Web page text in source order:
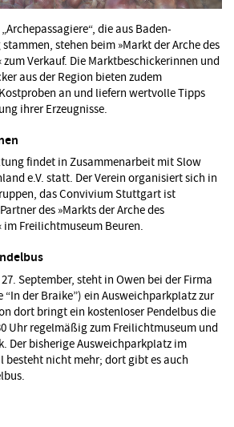
die aus Baden-
stehen beim »Markt der Arche des
zum Verkauf. Die Marktbeschickerinnen und
aus der Region bieten zudem
an und liefern wertvolle Tipps
ihrer Erzeugnisse.
findet in Zusammenarbeit mit Slow
e.V. statt. Der Verein organisiert sich in
das Convivium Stuttgart ist
des »Markts der Arche des
im Freilichtmuseum Beuren.
September, steht in Owen bei der Firma
“In der Braike”) ein Ausweichparkplatz zur
dort bringt ein kostenloser Pendelbus die
Uhr regelmäßig zum Freilichtmuseum und
Der bisherige Ausweichparkplatz im
besteht nicht mehr; dort gibt es auch